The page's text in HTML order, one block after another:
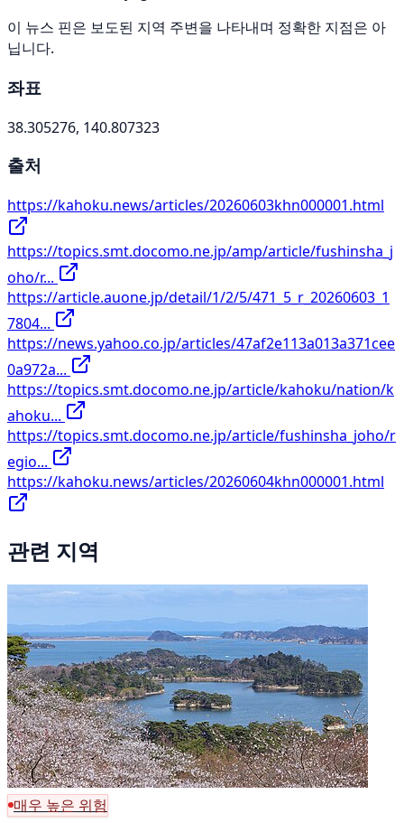
이 뉴스 핀은 보도된 지역 주변을 나타내며 정확한 지점은 아
닙니다.
좌표
38.305276, 140.807323
출처
https://kahoku.news/articles/20260603khn000001.html
https://topics.smt.docomo.ne.jp/amp/article/fushinsha_j
oho/r...
https://article.auone.jp/detail/1/2/5/471_5_r_20260603_1
7804...
https://news.yahoo.co.jp/articles/47af2e113a013a371cee
0a972a...
https://topics.smt.docomo.ne.jp/article/kahoku/nation/k
ahoku...
https://topics.smt.docomo.ne.jp/article/fushinsha_joho/r
egio...
https://kahoku.news/articles/20260604khn000001.html
관련 지역
매우 높은 위험